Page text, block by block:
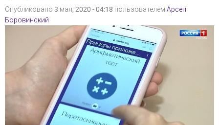
Опубликовано 3 мая, 2020 - 04:18 пользователем Арсен
Боровинский